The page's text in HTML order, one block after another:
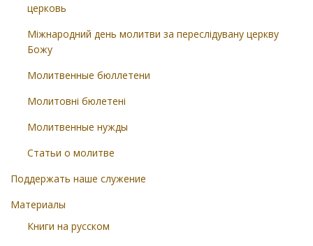
церковь
Міжнародний день молитви за переслідувану церкву
Божу
Молитвенные бюллетени
Молитовні бюлетені
Молитвенные нужды
Статьи о молитве
Поддержать наше служение
Материалы
Книги на русском